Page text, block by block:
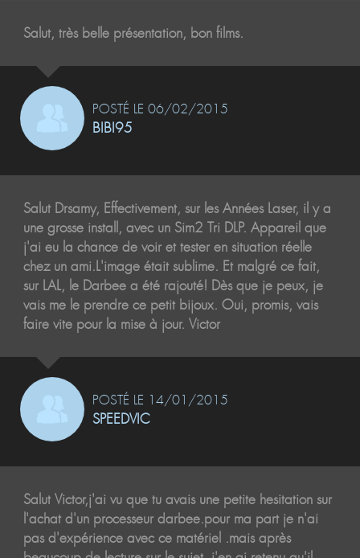
Salut, très belle présentation, bon films.
POSTÉ LE 06/02/2015
BIBI95
Salut Drsamy, Effectivement, sur les Années Laser, il y a
une grosse install, avec un Sim2 Tri DLP. Appareil que
j'ai eu la chance de voir et tester en situation réelle
chez un ami.L'image était sublime. Et malgré ce fait,
sur LAL, le Darbee a été rajouté! Dès que je peux, je
vais me le prendre ce petit bijoux. Oui, promis, vais
faire vite pour la mise à jour. Victor
POSTÉ LE 14/01/2015
SPEEDVIC
Salut Victor,j'ai vu que tu avais une petite hesitation sur
l'achat d'un processeur darbee.pour ma part je n'ai
pas d'expérience avec ce matériel .mais après